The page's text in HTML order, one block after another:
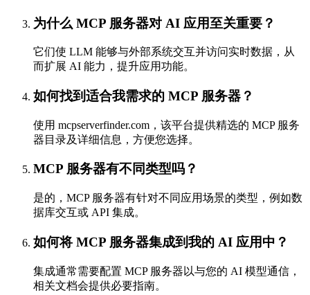
为什么 MCP 服务器对 AI 应用至关重要？
它们使 LLM 能够与外部系统交互并访问实时数据，从
而扩展 AI 能力，提升应用功能。
如何找到适合我需求的 MCP 服务器？
使用 mcpserverfinder.com，该平台提供精选的 MCP 服务
器目录及详细信息，方便您选择。
MCP 服务器有不同类型吗？
是的，MCP 服务器有针对不同应用场景的类型，例如数
据库交互或 API 集成。
如何将 MCP 服务器集成到我的 AI 应用中？
集成通常需要配置 MCP 服务器以与您的 AI 模型通信，
相关文档会提供必要指南。